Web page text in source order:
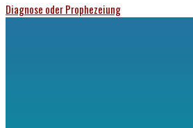
Diagnose oder Prophezeiung